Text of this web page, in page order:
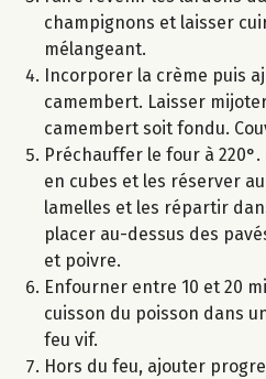
champignons et laisser
mélangeant.
Incorporer la crème puis
camembert. Laisser
camembert soit fondu.
Préchauffer le four à
en cubes et les réserver
lamelles et les répartir
placer au-dessus des
et poivre.
Enfourner entre 10 et 20
cuisson du poisson dans
feu vif.
Hors du feu, ajouter